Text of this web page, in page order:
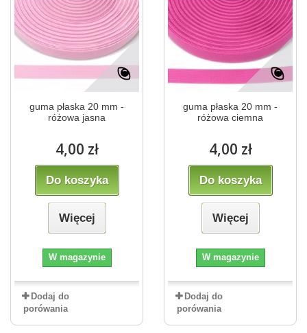
guma płaska 20 mm -
różowa jasna
4,00 zł
Do koszyka
Więcej
W magazynie
Dodaj do
porówania
guma płaska 20 mm -
różowa ciemna
4,00 zł
Do koszyka
Więcej
W magazynie
Dodaj do
porówania